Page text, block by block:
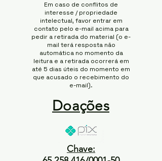
Em caso de conflitos de
interesse / propriedade
intelectual, favor entrar em
contato pelo e-mail acima para
pedir a retirada do material (o e-
mail terá resposta não
automática no momento da
leitura e a retirada ocorrerá em
até 5 dias úteis do momento em
que acusado o recebimento do
e-mail).
Doações
Chave: